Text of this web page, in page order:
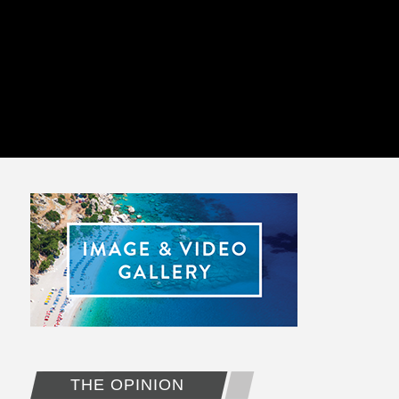
THE OPINION